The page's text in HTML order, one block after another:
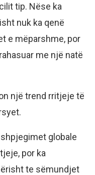
tip. Nëse ka
nuk ka qenë
e mëparshme, por
me një natë
një trend rritjeje të
globale
por ka
te sëmundjet